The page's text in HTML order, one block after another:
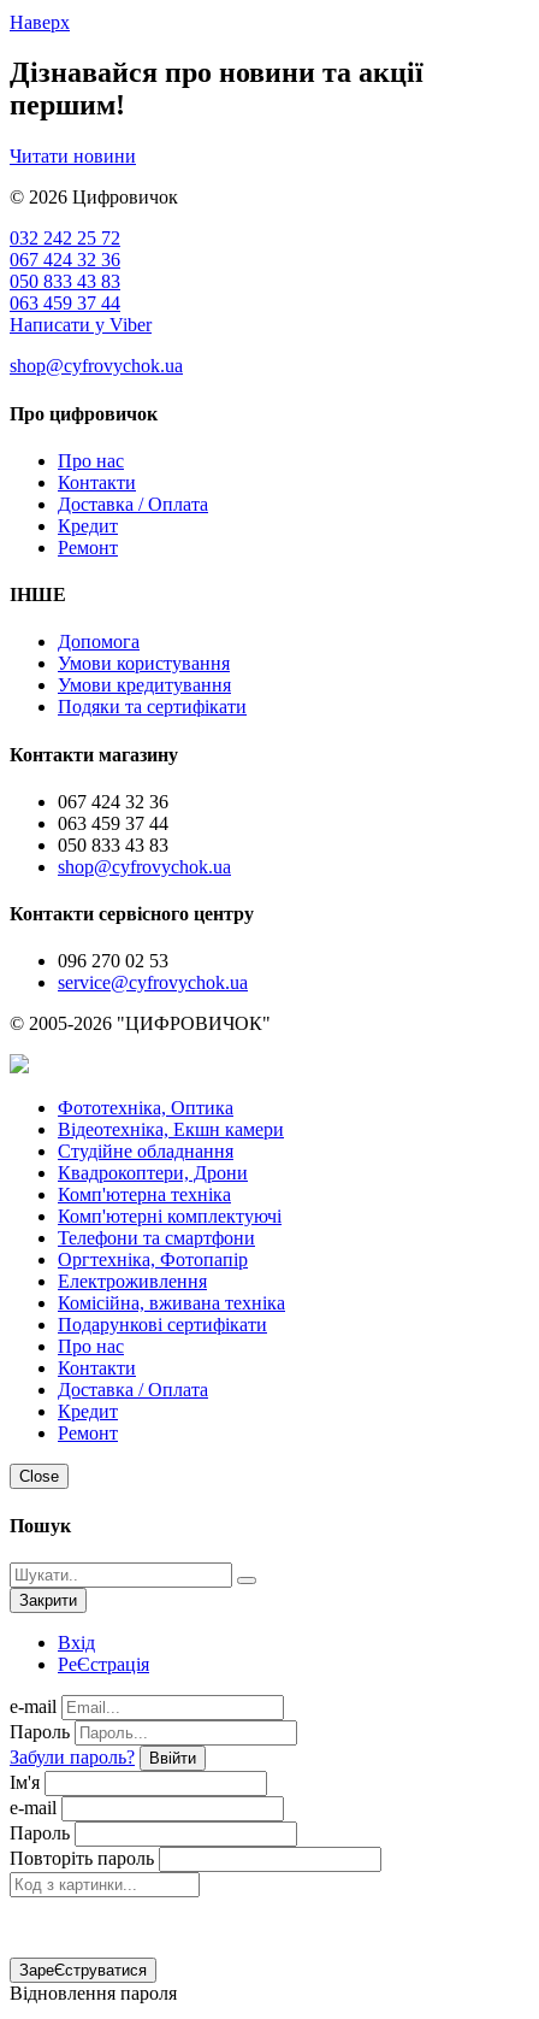
Наверх
Дізнавайся про новини та акції
першим!
Читати новини
© 2026 Цифровичок
032 242 25 72
067 424 32 36
050 833 43 83
063 459 37 44
Написати у Viber
shop@cyfrovychok.ua
Про цифровичок
Про нас
Контакти
Доставка / Оплата
Кредит
Ремонт
ІНШЕ
Допомога
Умови користування
Умови кредитування
Подяки та сертифікати
Контакти магазину
067 424 32 36
063 459 37 44
050 833 43 83
shop@cyfrovychok.ua
Контакти сервісного центру
096 270 02 53
service@cyfrovychok.ua
© 2005-2026 "ЦИФРОВИЧОК"
Фототехніка, Оптика
Відеотехніка, Екшн камери
Студійне обладнання
Квадрокоптери, Дрони
Комп'ютерна техніка
Комп'ютерні комплектуючі
Телефони та смартфони
Оргтехніка, Фотопапір
Електроживлення
Комісійна, вживана техніка
Подарункові сертифікати
Про нас
Контакти
Доставка / Оплата
Кредит
Ремонт
Close
Пошук
Закрити
Вхід
РеЄстрація
e-mail
Пароль
Забули пароль?
Ввійти
Ім'я
e-mail
Пароль
Повторіть пароль
ЗареЄструватися
Відновлення пароля